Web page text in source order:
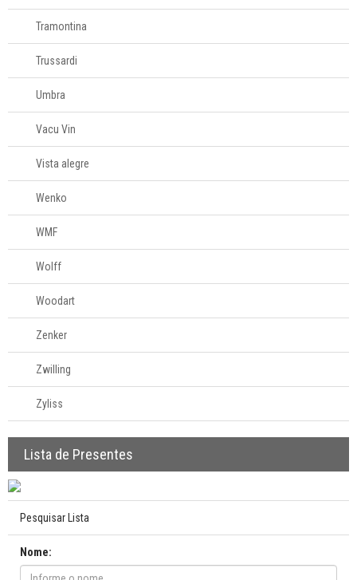
Tramontina
Trussardi
Umbra
Vacu Vin
Vista alegre
Wenko
WMF
Wolff
Woodart
Zenker
Zwilling
Zyliss
Lista de Presentes
Pesquisar Lista
Nome: